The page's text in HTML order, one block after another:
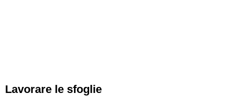
Lavorare le sfoglie